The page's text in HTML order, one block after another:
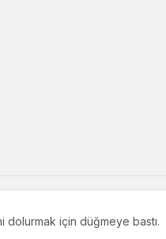
dolurmak için düğmeye bastı.